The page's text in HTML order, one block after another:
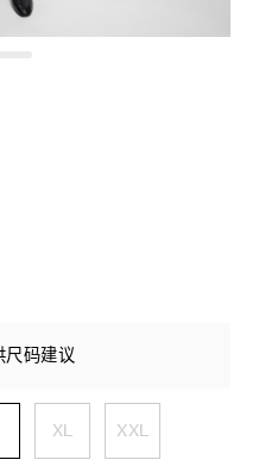
尺码建议
XL XXL